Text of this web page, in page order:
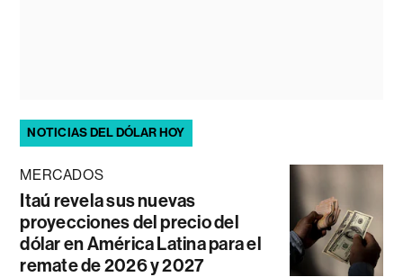
NOTICIAS DEL DÓLAR HOY
MERCADOS
Itaú revela sus nuevas
proyecciones del precio del
dólar en América Latina para el
remate de 2026 y 2027